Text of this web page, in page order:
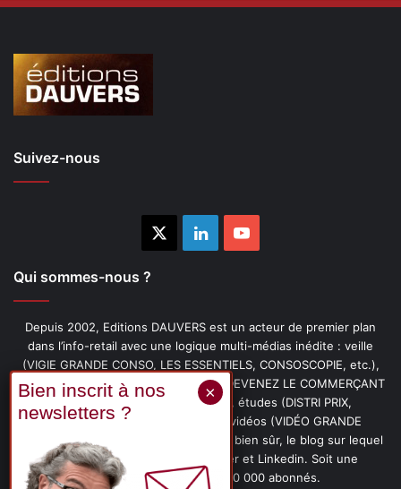
Suivez-nous
LinkedinYouTube
Qui sommes-nous ?
Depuis 2002, Editions DAUVERS est un acteur de premier plan
dans l’info-retail avec une logique multi-médias inédite : veille
(VIGIE GRANDE CONSO, LES ESSENTIELS, CONSOSCOPIE, etc.),
livres (PENSER-CLIENT, IMAGE-PRIX, DEVENEZ LE COMMERÇANT
PRÉFÉRÉ DE VOS CLIENTS, etc.), études (DISTRI PRIX,
PROMOFLASH, DRIVE INSIGHTS), vidéos (VIDÉO GRANDE
CONSO), podcasts (CAFÉ CONSO) et, bien sûr, le blog sur lequel
vous êtes, ainsi que les fils Twitter et Linkedin. Soit une
communauté de plus de 150 000 abonnés.